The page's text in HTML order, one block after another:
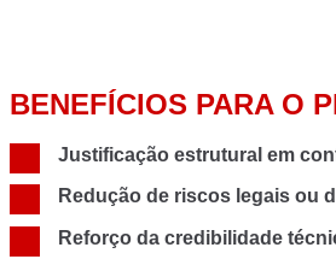
BENEFÍCIOS PARA O
Justificação estrutural em
Redução de riscos legais ou
Reforço da credibilidade